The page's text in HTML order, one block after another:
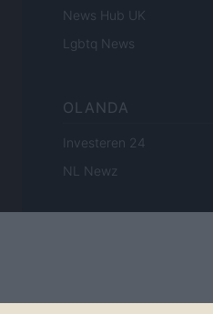
News Hub UK
Lgbtq News
OLANDA
Investeren 24
NL Newz